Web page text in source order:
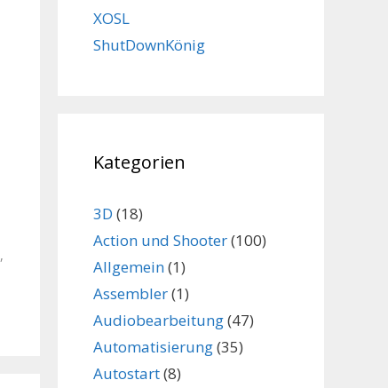
,
XOSL
ShutDownKönig
Kategorien
3D (18)
Action und Shooter(100)
Allgemein(1)
Assembler(1)
Audiobearbeitung(47)
Automatisierung(35)
Autostart(8)